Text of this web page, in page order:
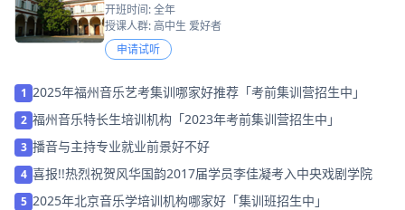
开班时间: 全年
授课人群: 高中生 爱好者
申请试听
1 2025年福州音乐艺考集训哪家好推荐「考前集训营招生中」
2 福州音乐特长生培训机构「2023年考前集训营招生中」
3 播音与主持专业就业前景好不好
4 喜报!!热烈祝贺风华国韵2017届学员李佳凝考入中央戏剧学院
5 2025年北京音乐学培训机构哪家好「集训班招生中」